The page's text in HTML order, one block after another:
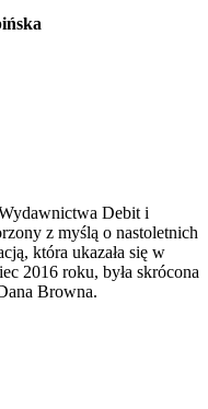
Debit i
z myślą o nastoletnich
która ukazała się w
2016 roku, była skrócona
Browna.